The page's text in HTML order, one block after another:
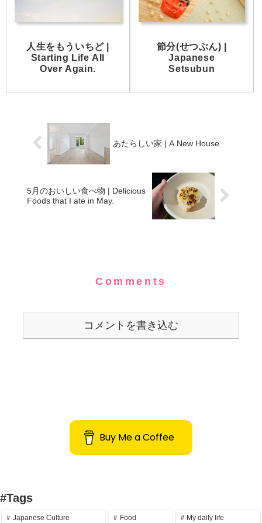
人生をもういちど |
Starting Life All
Over Again.
節分(せつぶん) |
Japanese
Setsubun
あたらしい家 | A New House
5月のおいしい食べ物 | Delicious
Foods that I ate in May.
Comments
コメントを書き込む
Buy Me a Coffee
#Tags
Japanese Culture Food My daily life